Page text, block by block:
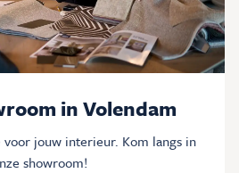
in Volendam
jouw interieur. Kom langs in
showroom!